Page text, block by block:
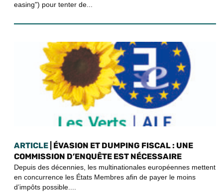
easing") pour tenter de...
ARTICLE | ÉVASION ET DUMPING FISCAL : UNE
COMMISSION D’ENQUÊTE EST NÉCESSAIRE
Depuis des décennies, les multinationales européennes mettent
en concurrence les États Membres afin de payer le moins
d’impôts possible....